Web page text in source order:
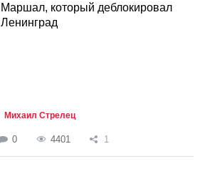
Маршал, который деблокировал
Ленинград
Михаил Стрелец
0 4401 1